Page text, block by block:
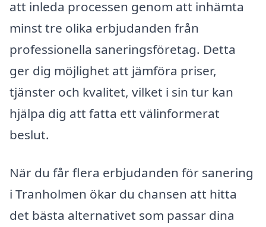
att inleda processen genom att inhämta
minst tre olika erbjudanden från
professionella saneringsföretag. Detta
ger dig möjlighet att jämföra priser,
tjänster och kvalitet, vilket i sin tur kan
hjälpa dig att fatta ett välinformerat
beslut.
När du får flera erbjudanden för sanering
i Tranholmen ökar du chansen att hitta
det bästa alternativet som passar dina